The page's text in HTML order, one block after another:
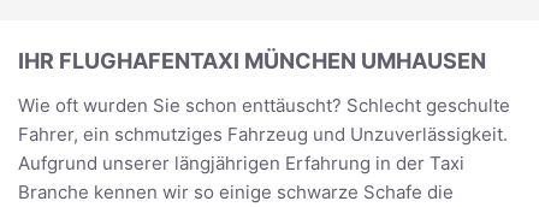
IHR FLUGHAFENTAXI MÜNCHEN UMHAUSEN
Wie oft wurden Sie schon enttäuscht? Schlecht geschulte
Fahrer, ein schmutziges Fahrzeug und Unzuverlässigkeit.
Aufgrund unserer längjährigen Erfahrung in der Taxi
Branche kennen wir so einige schwarze Schafe die